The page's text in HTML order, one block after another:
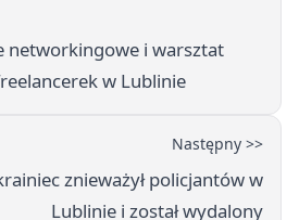
networkingowe i warsztat
w Lublinie
Następny >>
znieważył policjantów w
Lublinie i został wydalony